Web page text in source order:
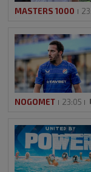
MASTERS 1000
NOGOMET 23:05